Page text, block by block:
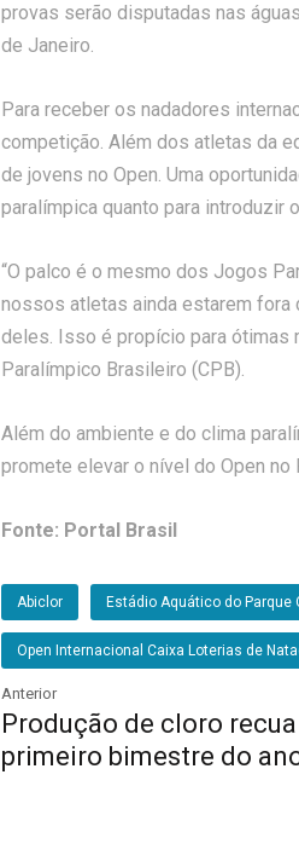
provas serão disputadas nas
de Janeiro.
Para receber os nadadores
competição. Além dos atletas da
de jovens no Open. Uma
paralímpica quanto para introduzir
“O palco é o mesmo dos Jogos
nossos atletas ainda estarem fora
deles. Isso é propício para ótimas
Paralímpico Brasileiro (CPB).
Além do ambiente e do clima
promete elevar o nível do Open no
Fonte: Portal Brasil
Abiclor Estádio Aquático do Parque
Open Internacional Caixa Loterias de
Anterior
Produção de cloro recua
primeiro bimestre do